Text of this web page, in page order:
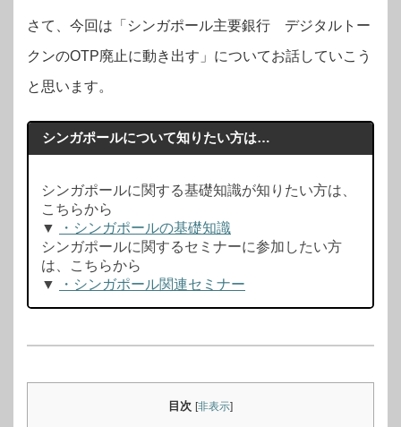
さて、今回は「シンガポール主要銀行 デジタルトー
クンのOTP廃止に動き出す」についてお話していこう
と思います。
シンガポールについて知りたい方は…
シンガポールに関する基礎知識が知りたい方は、
こちらから
▼
・シンガポールの基礎知識
シンガポールに関するセミナーに参加したい方
は、こちらから
▼
・シンガポール関連セミナー
目次 [非表示]